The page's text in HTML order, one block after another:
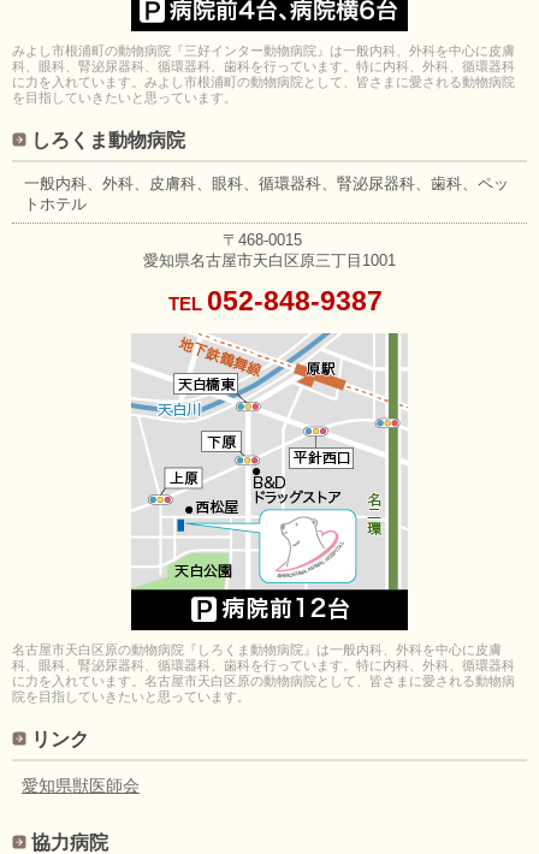
みよし市根浦町の動物病院『三好インター動物病院』は一般内科、外科を中心に皮膚
科、眼科、腎泌尿器科、循環器科、歯科を行っています。特に内科、外科、循環器科
に力を入れています。みよし市根浦町の動物病院として、皆さまに愛される動物病院
を目指していきたいと思っています。
しろくま動物病院
一般内科、外科、皮膚科、眼科、 循環器科、腎泌尿器科、歯科、 ペッ
トホテル
〒468-0015
愛知県名古屋市天白区原三丁目1001
TEL 052-848-9387
名古屋市天白区原の動物病院『しろくま動物病院』は一般内科、外科を中心に皮膚
科、眼科、腎泌尿器科、循環器科、歯科を行っています。特に内科、外科、循環器科
に力を入れています。名古屋市天白区原の動物病院として、皆さまに愛される動物病
院を目指していきたいと思っています。
リンク
愛知県獣医師会
協力病院